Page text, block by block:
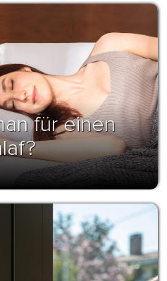
für einen